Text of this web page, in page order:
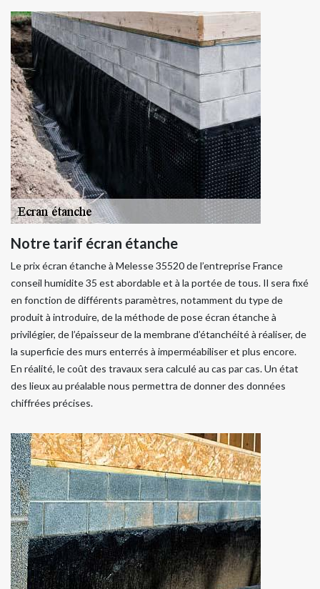
Notre tarif écran étanche
Le prix écran étanche à Melesse 35520 de l’entreprise France
conseil humidite 35 est abordable et à la portée de tous. Il sera fixé
en fonction de différents paramètres, notamment du type de
produit à introduire, de la méthode de pose écran étanche à
privilégier, de l’épaisseur de la membrane d’étanchéité à réaliser, de
la superficie des murs enterrés à imperméabiliser et plus encore.
En réalité, le coût des travaux sera calculé au cas par cas. Un état
des lieux au préalable nous permettra de donner des données
chiffrées précises.